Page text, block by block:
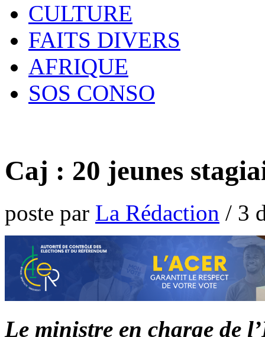
CULTURE
FAITS DIVERS
AFRIQUE
SOS CONSO
Caj : 20 jeunes
poste par La Rédaction / 3
Le ministre en charge de